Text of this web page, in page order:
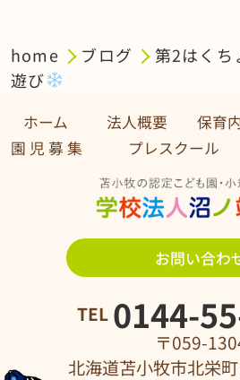
home ブログ 第2はくち
遊び
ホーム 法人概要 保育
園 児 募 集 プレスクール
お問い合わ
TEL 0144-
〒059-
北海道苫小牧市北栄